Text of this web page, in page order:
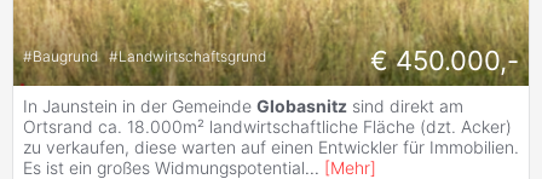
#Baugrund #Landwirtschaftsgrund € 450.000,-
In Jaunstein in der Gemeinde Globasnitz sind direkt am
Ortsrand ca. 18.000m² landwirtschaftliche Fläche (dzt. Acker)
zu verkaufen, diese warten auf einen Entwickler für Immobilien.
Es ist ein großes Widmungspotential... [Mehr]